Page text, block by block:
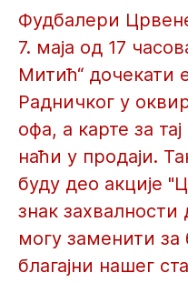
Фудбалери
7. маја од 17
Митић“ дочекати
Радничког у
офа, а карте за
наћи у продаји.
буду део акције
знак захвалности
могу заменити за
благајни нашег